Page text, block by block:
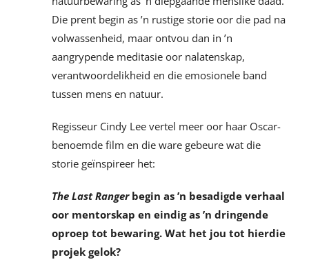
Die prent begin as ’n rustige storie oor die pad na
volwassenheid, maar ontvou dan in ’n
aangrypende meditasie oor nalatenskap,
verantwoordelikheid en die emosionele band
tussen mens en natuur.
Regisseur Cindy Lee vertel meer oor haar Oscar-
benoemde film en die ware gebeure wat die
storie geïnspireer het:
The Last Rangerbegin as ’n besadigde verhaal
oor mentorskap en eindig as ’n dringende
oproep tot bewaring. Wat het jou tot hierdie
projek gelok?